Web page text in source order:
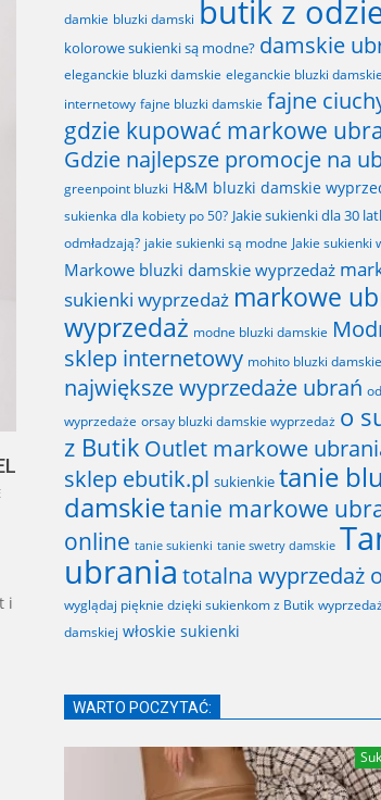
i
damkie bluzki damski butik z
kolorowe sukienki są modne? damskie
eleganckie bluzki damskie eleganckie bluzki
internetowy fajne bluzki damskie fajne
gdzie kupować markowe
Gdzie najlepsze promocje na
greenpoint bluzki H&M bluzki damskie
sukienka dla kobiety po 50? Jakie sukienki dla 30
odmładzają? jakie sukienki są modne Jakie sukienki
Markowe bluzki damskie wyprzedaż
sukienki wyprzedaż markowe
wyprzedaż modne bluzki damskie
sklep internetowy mohito bluzki
największe wyprzedaże ubrań
wyprzedaże orsay bluzki damskie wyprzedaż o
z Butik Outlet markowe
sklep ebutik.pl sukienkie tanie
damskietanie markowe
online tanie sukienki tanie swetry damskie
ubrania totalna wyprzedaż
wyglądaj pięknie dzięki sukienkom z Butik
damskiej włoskie sukienki
WARTO POCZYTAĆ: